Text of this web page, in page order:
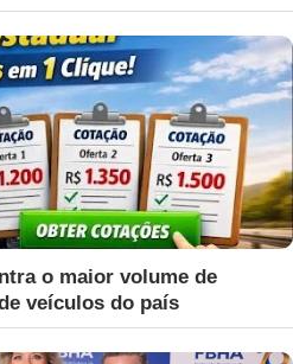
o maior volume de
veículos do país